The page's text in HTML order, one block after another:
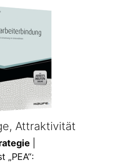
Attraktivität